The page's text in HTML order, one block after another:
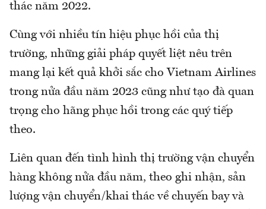
thác năm 2022.
Cùng với nhiều tín hiệu phục hồi của thị
trường, những giải pháp quyết liệt nêu trên
mang lại kết quả khởi sắc cho Vietnam Airlines
trong nửa đầu năm 2023 cũng như tạo đà quan
trọng cho hãng phục hồi trong các quý tiếp
theo.
Liên quan đến tình hình thị trường vận chuyển
hàng không nửa đầu năm, theo ghi nhận, sản
lượng vận chuyển/khai thác về chuyến bay và